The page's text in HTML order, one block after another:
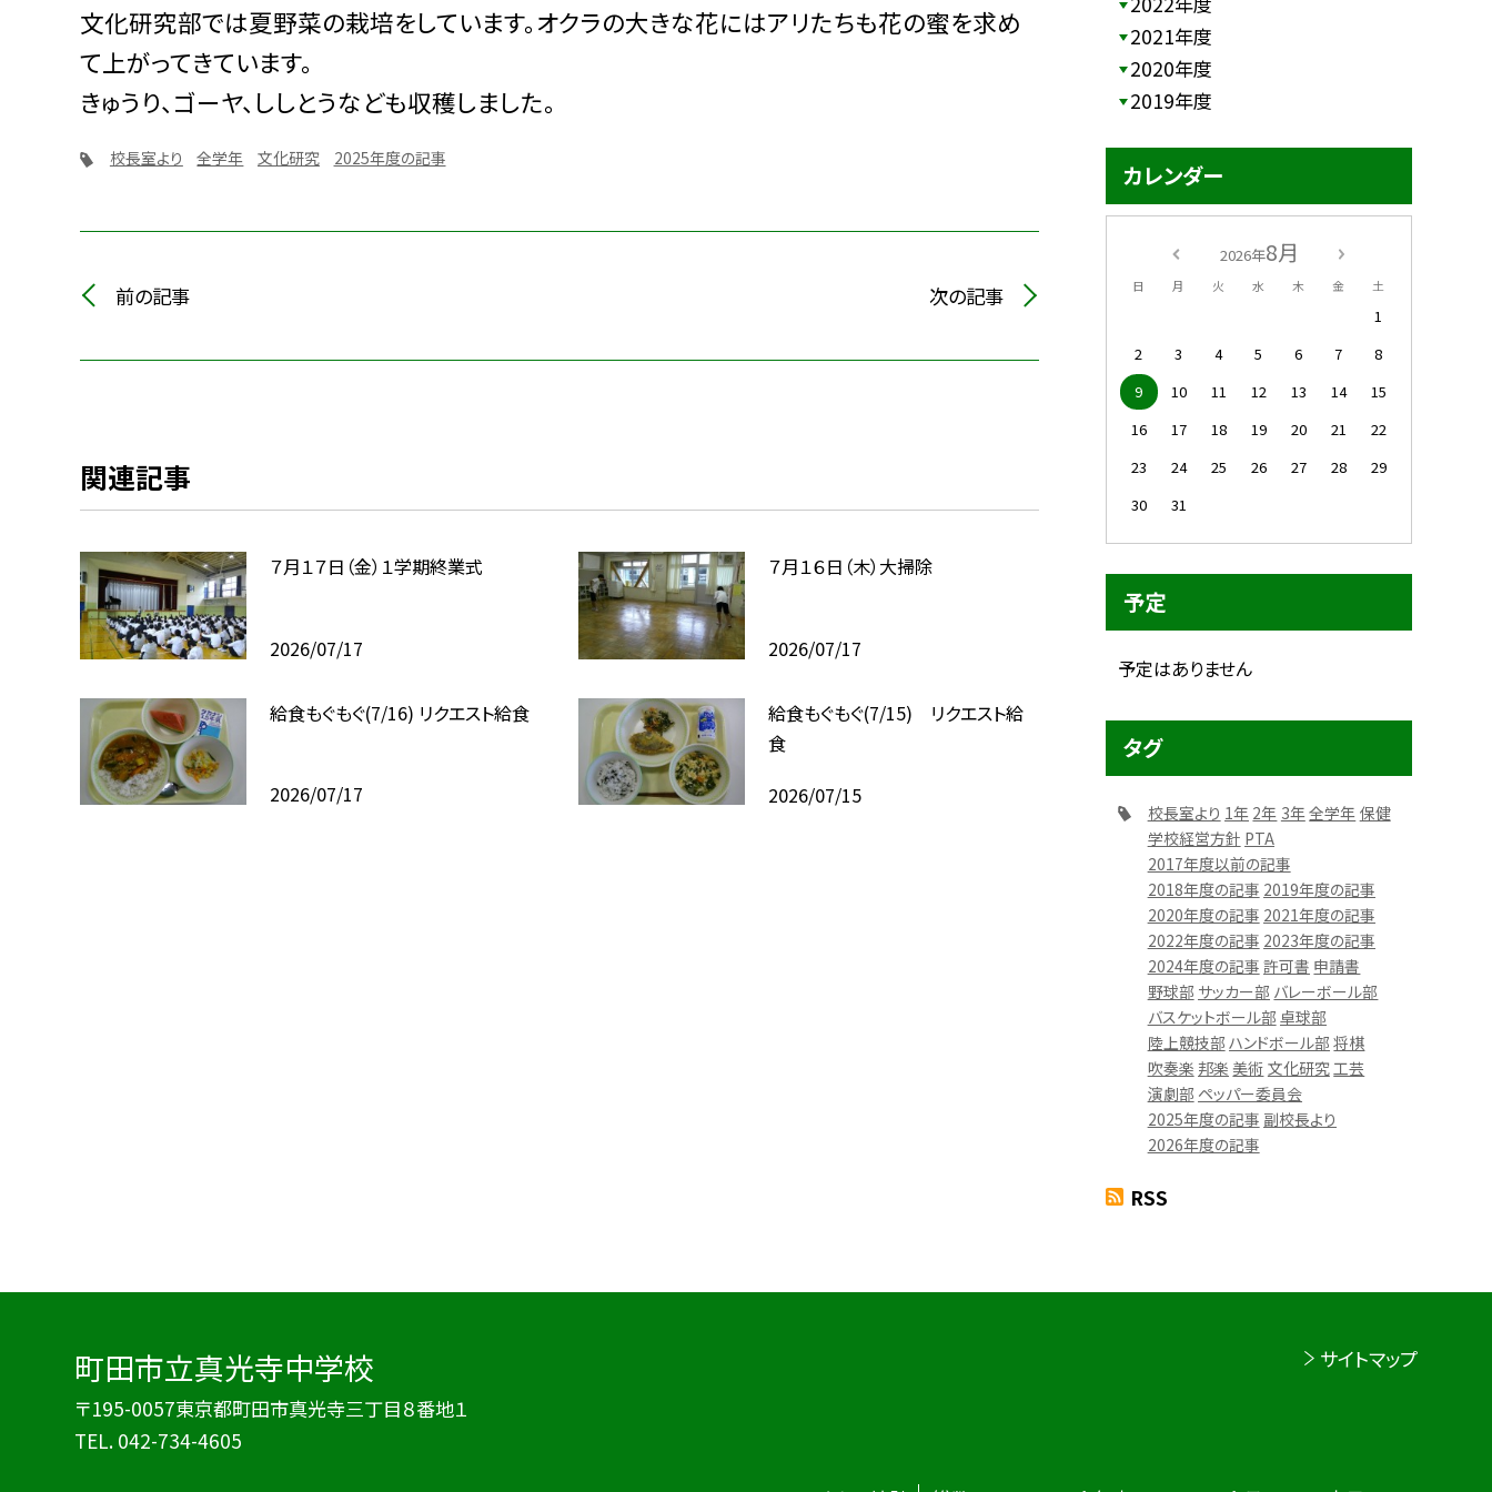
文化研究部では夏野菜の栽培をしています。オクラの大きな花にはアリたちも花の蜜を求め
て上がってきています。
きゅうり、ゴーヤ、ししとうなども収穫しました。
校長室より 全学年 文化研究 2025年度の記事
前の記事 次の記事
関連記事
７月１７日（金）１学期終業式
2026/07/17
７月１６日（木）大掃除
2026/07/17
給食もぐもぐ(7/16) リクエスト給食
2026/07/17
給食もぐもぐ(7/15) リクエスト給
食
2026/07/15
2021年度
2020年度
2019年度
カレンダー
2026年8月
日 月 火 水 木 金 土
1
2
3 4 5 6 7
8
9
10 11 12 13 14
15
16
17 18 19 20 21
22
23
24 25 26 27 28
29
30
31
予定
予定はありません
タグ
校長室より 1年 2年 3年全学年 保健
学校経営方針 PTA
2017年度以前の記事
2018年度の記事 2019年度の記事
2020年度の記事 2021年度の記事
2022年度の記事 2023年度の記事
2024年度の記事 許可書 申請書
野球部 サッカー部 バレーボール部
バスケットボール部 卓球部
陸上競技部 ハンドボール部 将棋
吹奏楽 邦楽 美術 文化研究 工芸
演劇部 ペッパー委員会
2025年度の記事 副校長より
2026年度の記事
RSS
町田市立真光寺中学校
〒195-0057東京都町田市真光寺三丁目８番地１
TEL. 042-734-4605
サイトマップ